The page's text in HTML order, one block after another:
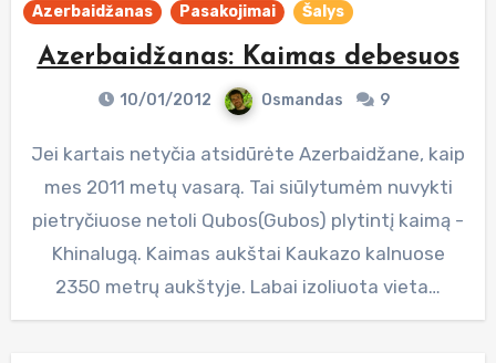
Azerbaidžanas Pasakojimai Šalys
Azerbaidžanas: Kaimas debesuos
10/01/2012 Osmandas 9
Jei kartais netyčia atsidūrėte Azerbaidžane, kaip
mes 2011 metų vasarą. Tai siūlytumėm nuvykti
pietryčiuose netoli Qubos(Gubos) plytintį kaimą -
Khinalugą. Kaimas aukštai Kaukazo kalnuose
2350 metrų aukštyje. Labai izoliuota vieta…